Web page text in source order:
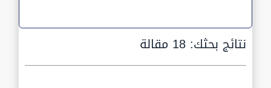
نتائج بحثك:18 مقالة